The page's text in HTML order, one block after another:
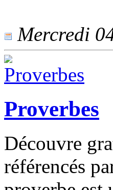
Mercredi
Proverbes
Découvre
référencés